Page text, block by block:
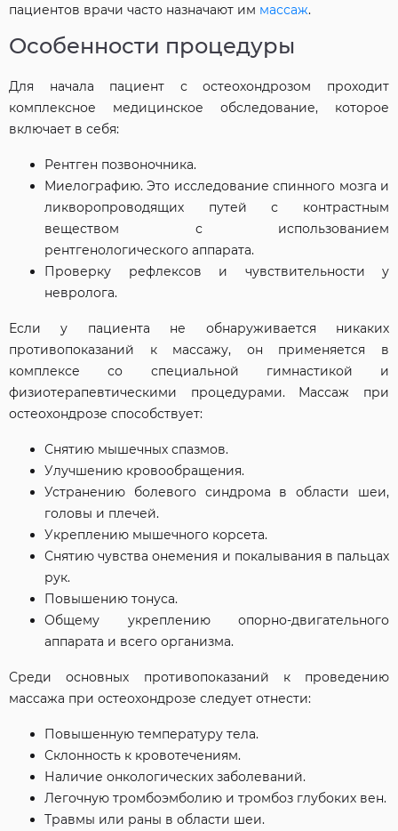
пациентов врачи часто назначают им массаж.
Особенности процедуры
Для начала пациент с остеохондрозом проходит
комплексное медицинское обследование, которое
включает в себя:
Рентген позвоночника.
Миелографию. Это исследование спинного мозга и
ликворопроводящих путей с контрастным
веществом с использованием
рентгенологического аппарата.
Проверку рефлексов и чувствительности у
невролога.
Если у пациента не обнаруживается никаких
противопоказаний к массажу, он применяется в
комплексе со специальной гимнастикой и
физиотерапевтическими процедурами. Массаж при
остеохондрозе способствует:
Снятию мышечных спазмов.
Улучшению кровообращения.
Устранению болевого синдрома в области шеи,
головы и плечей.
Укреплению мышечного корсета.
Снятию чувства онемения и покалывания в пальцах
рук.
Повышению тонуса.
Общему укреплению опорно-двигательного
аппарата и всего организма.
Среди основных противопоказаний к проведению
массажа при остеохондрозе следует отнести:
Повышенную температуру тела.
Склонность к кровотечениям.
Наличие онкологических заболеваний.
Легочную тромбоэмболию и тромбоз глубоких вен.
Травмы или раны в области шеи.